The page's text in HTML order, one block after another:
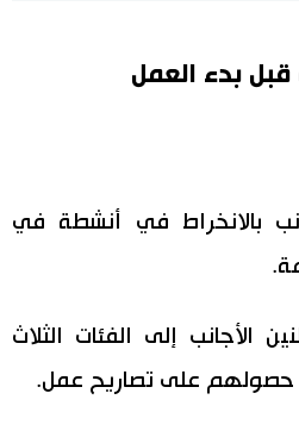
بالانخراط في أنشطة في
الأجانب إلى الفئات الثلاث
حصولهم على تصاريح عمل.